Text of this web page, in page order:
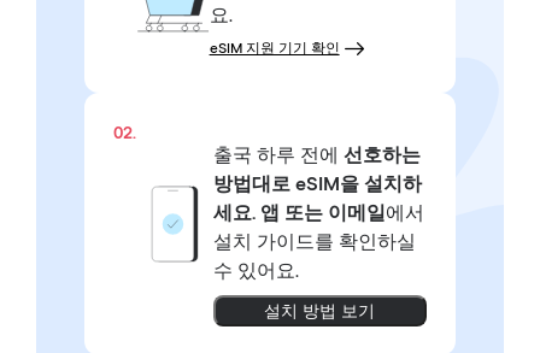
요.
eSIM 지원 기기 확인
02.
출국 하루 전에 선호하는
방법대로 eSIM을 설치하
세요. 앱 또는 이메일 에서
설치 가이드를 확인하실
수 있어요.
설치 방법 보기